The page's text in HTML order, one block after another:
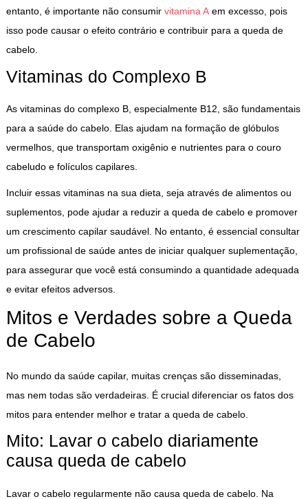
entanto, é importante não consumir vitamina Aem excesso, pois
isso pode causar o efeito contrário e contribuir para a queda de
cabelo.
Vitaminas do Complexo B
As vitaminas do complexo B, especialmente B12, são fundamentais
para a saúde do cabelo. Elas ajudam na formação de glóbulos
vermelhos, que transportam oxigênio e nutrientes para o couro
cabeludo e folículos capilares.
Incluir essas vitaminas na sua dieta, seja através de alimentos ou
suplementos, pode ajudar a reduzir a queda de cabelo e promover
um crescimento capilar saudável. No entanto, é essencial consultar
um profissional de saúde antes de iniciar qualquer suplementação,
para assegurar que você está consumindo a quantidade adequada
e evitar efeitos adversos.
Mitos e Verdades sobre a Queda
de Cabelo
No mundo da saúde capilar, muitas crenças são disseminadas,
mas nem todas são verdadeiras. É crucial diferenciar os fatos dos
mitos para entender melhor e tratar a queda de cabelo.
Mito: Lavar o cabelo diariamente
causa queda de cabelo
Lavar o cabelo regularmente não causa queda de cabelo. Na